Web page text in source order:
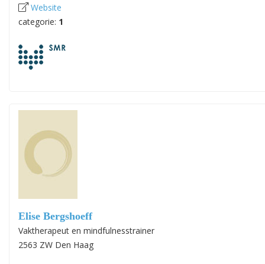
Website
categorie: 1
Elise Bergshoeff
Vaktherapeut en mindfulnesstrainer
2563 ZW Den Haag